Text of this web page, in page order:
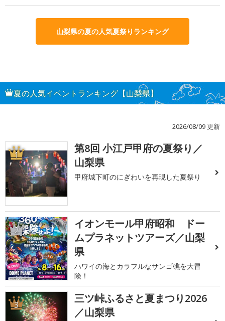
山梨県の夏の人気夏祭りランキング
夏の人気イベントランキング【山梨県】
2026/08/09 更新
1
第8回 小江戸甲府の夏祭り／
山梨県
甲府城下町のにぎわいを再現した夏祭り
2
イオンモール甲府昭和 ドー
ムプラネットツアーズ／山梨
県
ハワイの海とカラフルなサンゴ礁を大冒
険！
3
三ツ峠ふるさと夏まつり2026
／山梨県